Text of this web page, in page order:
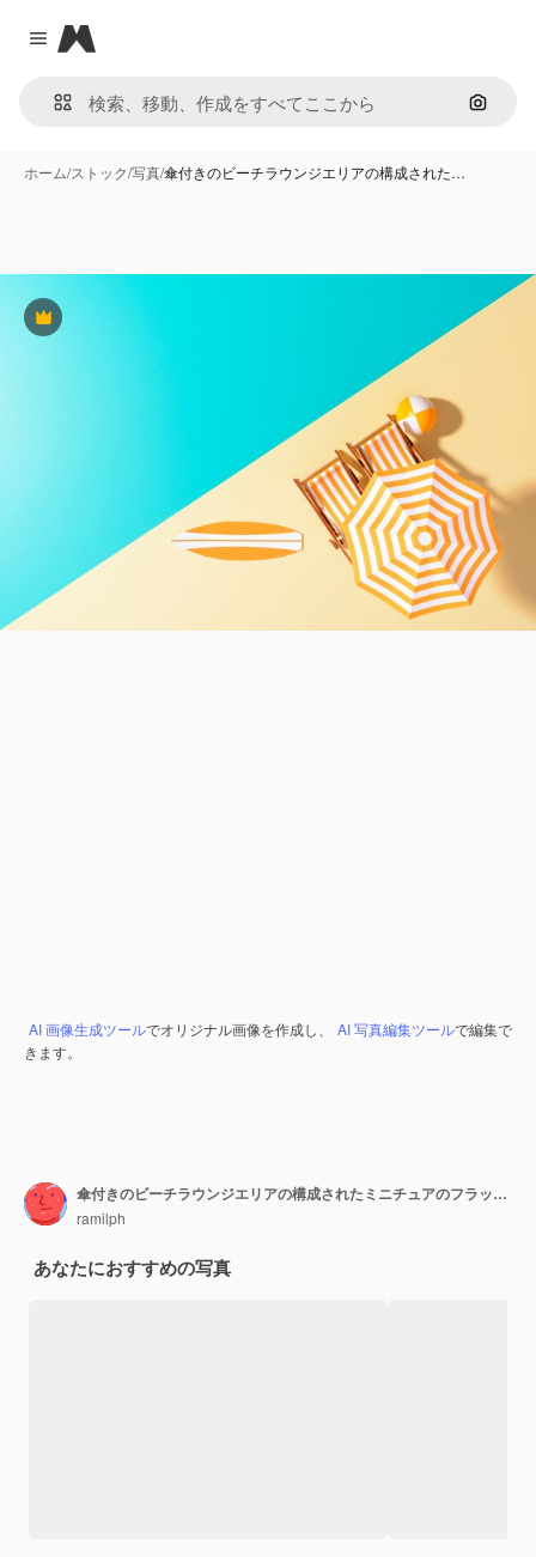
Close menu
Magnific
画像で
ホーム/ストック/写真/傘付きのビーチラウンジエリアの構成された…
Premium
AI 画像生成ツールでオリジナル画像を作成し、 AI 写真編集ツールで編集で
きます。
傘付きのビーチラウンジエリアの構成されたミニチュアのフラットレイ
ramilph
あなたにおすすめの写真